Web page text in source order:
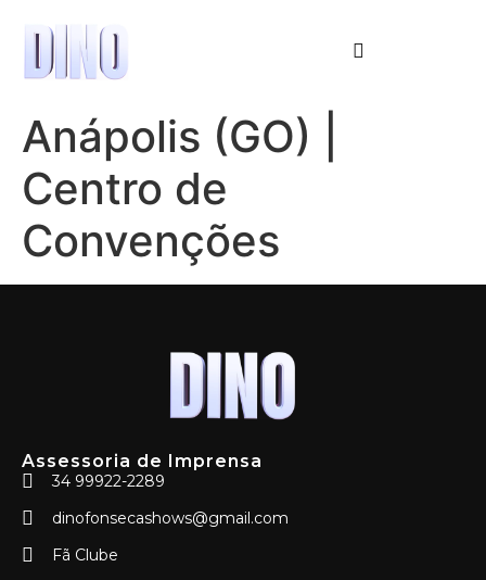
Anápolis (GO) |
Centro de
Convenções
Assessoria de Imprensa
34 99922-2289
dinofonsecashows@gmail.com
Fã Clube